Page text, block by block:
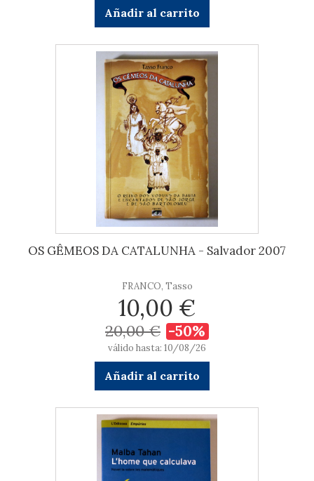
Añadir al carrito
OS GÊMEOS DA CATALUNHA - Salvador 2007
FRANCO, Tasso
10,00 €
20,00 € -50%
válido hasta: 10/08/26
Añadir al carrito